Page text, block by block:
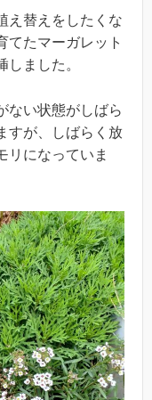
え替えをしたくな
てたマーガレット
ました。
ない状態がしばら
すが、しばらく放
リになっていま